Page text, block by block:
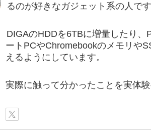
るのが好きなガジェット系の人です
DIGAのHDDを6TBに増量したり
ートPCやChromebookのメモリや
えるようにしています。
実際に触って分かったことを実体